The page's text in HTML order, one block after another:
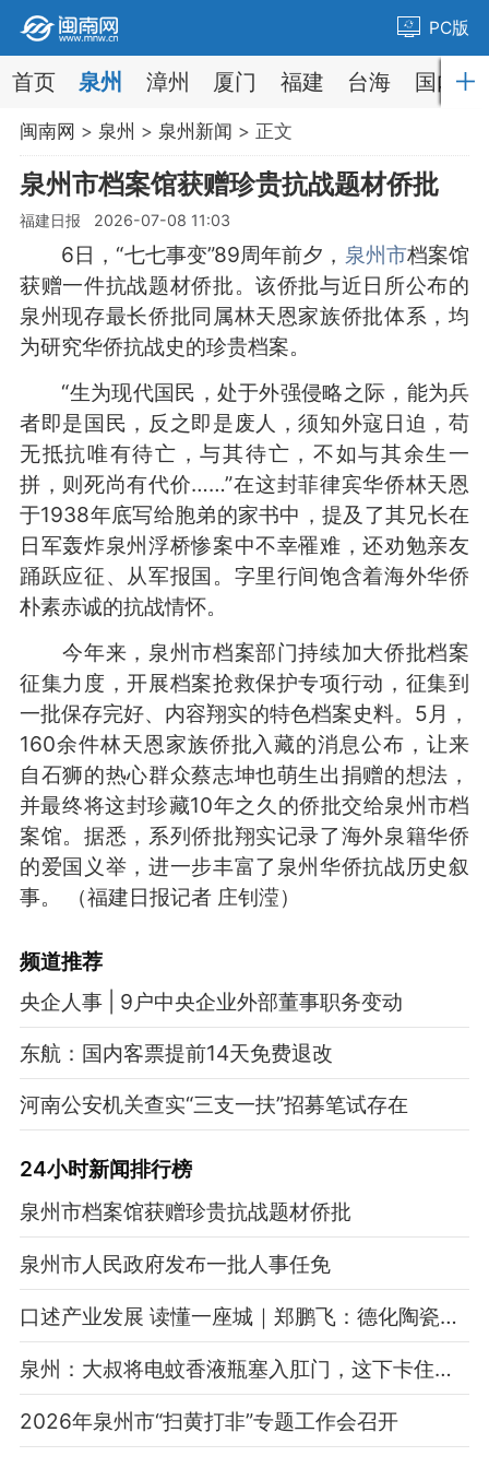
PC版
首页 泉州 漳州 厦门 福建 台海 国内
闽南网 > 泉州 > 泉州新闻 > 正文
泉州市档案馆获赠珍贵抗战题材侨批
福建日报 2026-07-08 11:03
6日，“七七事变”89周年前夕， 泉州市档案馆
获赠一件抗战题材侨批。该侨批与近日所公布的
泉州现存最长侨批同属林天恩家族侨批体系，均
为研究华侨抗战史的珍贵档案。
“生为现代国民，处于外强侵略之际，能为兵
者即是国民，反之即是废人，须知外寇日迫，苟
无抵抗唯有待亡，与其待亡，不如与其余生一
拼，则死尚有代价……”在这封菲律宾华侨林天恩
于1938年底写给胞弟的家书中，提及了其兄长在
日军轰炸泉州浮桥惨案中不幸罹难，还劝勉亲友
踊跃应征、从军报国。字里行间饱含着海外华侨
朴素赤诚的抗战情怀。
今年来，泉州市档案部门持续加大侨批档案
征集力度，开展档案抢救保护专项行动，征集到
一批保存完好、内容翔实的特色档案史料。5月，
160余件林天恩家族侨批入藏的消息公布，让来
自石狮的热心群众蔡志坤也萌生出捐赠的想法，
并最终将这封珍藏10年之久的侨批交给泉州市档
案馆。据悉，系列侨批翔实记录了海外泉籍华侨
的爱国义举，进一步丰富了泉州华侨抗战历史叙
事。 （福建日报记者 庄钊滢）
频道推荐
央企人事 | 9户中央企业外部董事职务变动
东航：国内客票提前14天免费退改
河南公安机关查实“三支一扶”招募笔试存在
24小时新闻排行榜
泉州市档案馆获赠珍贵抗战题材侨批
泉州市人民政府发布一批人事任免
口述产业发展 读懂一座城｜郑鹏飞：德化陶瓷每步都藏着敢拼敢闯的精神
泉州：大叔将电蚊香液瓶塞入肛门，这下卡住了……
2026年泉州市“扫黄打非”专题工作会召开